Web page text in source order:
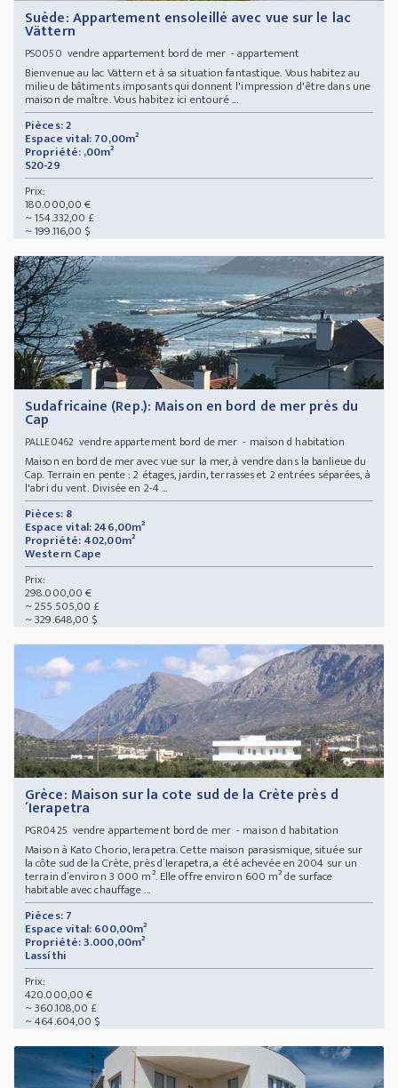
Suède: Appartement ensoleillé avec vue sur le lac
Vättern
PS0050 vendre appartement bord de mer - appartement
Bienvenue au lac Vättern et à sa situation fantastique. Vous habitez au
milieu de bâtiments imposants qui donnent l'impression d'être dans une
maison de maÎtre. Vous habitez ici entouré ...
Pièces: 2
Espace vital: 70,00m²
Propriété: ,00m²
S20-29
Prix:
180.000,00 €
~ 154.332,00 £
~ 199.116,00 $
Sudafricaine (Rep.): Maison en bord de mer près du
Cap
PALLE0462vendre appartement bord de mer - maison d habitation
Maison en bord de mer avec vue sur la mer, à vendre dans la banlieue du
Cap. Terrain en pente : 2 étages, jardin, terrasses et 2 entrées séparées, à
l'abri du vent. Divisée en 2-4 ...
Pièces: 8
Espace vital: 246,00m²
Propriété: 402,00m²
Western Cape
Prix:
298.000,00 €
~ 255.505,00 £
~ 329.648,00 $
Grèce: Maison sur la cote sud de la Crète près d
´Ierapetra
PGR0425 vendre appartement bord de mer - maison d habitation
Maison à Kato Chorio, Ierapetra. Cette maison parasismique, située sur
la côte sud de la Crète, près d´Ierapetra, a été achevée en 2004 sur un
terrain d´environ 3 000 m². Elle offre environ 600 m² de surface
habitable avec chauffage ...
Pièces: 7
Espace vital: 600,00m²
Propriété: 3.000,00m²
Lassíthi
Prix:
420.000,00 €
~ 360.108,00 £
~ 464.604,00 $